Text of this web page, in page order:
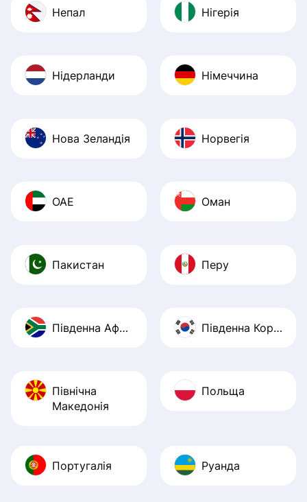
Непал Нігерія
Нідерланди Німеччина
Нова Зеландія Норвегія
ОАЕ Оман
Пакистан Перу
Південна Африка Південна Корея
Північна
Македонія
Польща
Португалія Руанда